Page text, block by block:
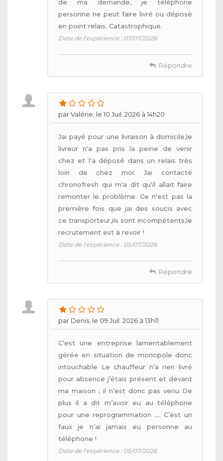
de ma demande, je téléphone
personne ne peut faire livré ou déposé
en point relais. Catastrophique.
Date de l'expérience : 07/07/2026
Répondre
par Valérie, le 10 Juil. 2026 à 14h20
Jai payé pour une livraison à domicile,le
livreur n'a pas pris la peine de venir
chez et l'a déposé dans un relais très
loin de chez moi. Jai contacté
chronofresh qui m'a dit qu'il allait faire
remonter le problème. Ce n'est pas la
première fois que jai des soucis avec
ce transporteur,ils sont incompétents,le
recrutement est à revoir !
Date de l'expérience : 05/07/2026
Répondre
par Denis, le 09 Juil. 2026 à 13h11
C’est une entreprise lamentablement
gérée en situation de monopole donc
intouchable Le chauffeur n’a rien livré
pour absence j’étais présent et devant
ma maison ; il n’est donc pas venu De
plus il a dit m’avoir eu au téléphone
pour une reprogrammation …. C’est un
faux je n’ai jamais eu personne au
téléphone !
Date de l'expérience : 05/07/2026